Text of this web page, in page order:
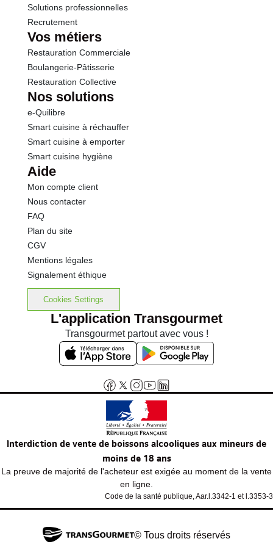
Solutions professionnelles
Recrutement
Vos métiers
Restauration Commerciale
Boulangerie-Pâtisserie
Restauration Collective
Nos solutions
e-Quilibre
Smart cuisine à réchauffer
Smart cuisine à emporter
Smart cuisine hygiène
Aide
Mon compte client
Nous contacter
FAQ
Plan du site
CGV
Mentions légales
Signalement éthique
Cookies Settings
L'application Transgourmet
Transgourmet partout avec vous !
Interdiction de vente de boissons alcooliques aux mineurs de
moins de 18 ans
La preuve de majorité de l'acheteur est exigée au moment de la vente
en ligne.
Code de la santé publique, Aar.l.3342-1 et l.3353-3
© Tous droits réservés